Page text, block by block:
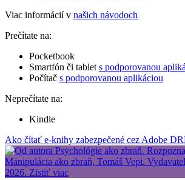
Viac informácií v našich návodoch
Prečítate na:
Pocketbook
Smartfón či tablet s podporovanou
Počítač s podporovanou aplikáciou
Neprečítate na:
Kindle
Ako čítať e-knihy zabezpečené cez Adobe